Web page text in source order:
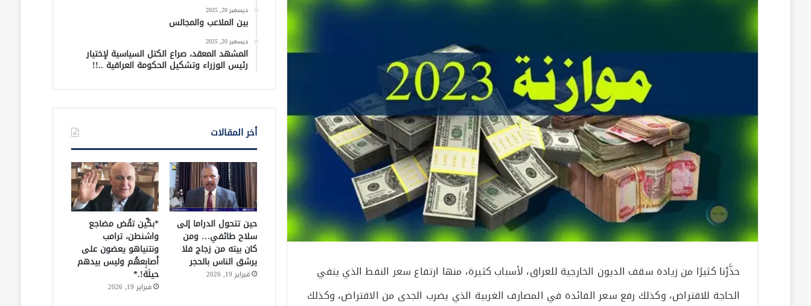
حذَّرْنا كثيرًا من زيادة سقف الديون الخارجية للعراق، لأسباب كثيرة، منها ارتفاع سعر النفط الذي ينفي
الحاجة للاقتراض، وكذلك رفع سعر الفائدة في المصارف الغربية الذي يضرب الجدى من الاقتراض، وكذلك
ديسمبر 20, 2025
بين الملاعب والمجالس
ديسمبر 20, 2025
المشهد المعقد، صراع الكتل السياسية لإختيار
رئيس الوزراء وتشكيل الحكومة العراقية ..!!
أخر المقالات
حين تتحول الدراما إلى
سلاح طائفي… ومن
كان بيته من زجاج فلا
يرشق الناس بالحجر
فبراير 19, 2026
*بكِّين تقُض مضاجع
واشنطن، ترامب
ونتنياهو يعضون على
أصابِعهُم وليس بيدهم
حيلَة!.*
فبراير 19, 2026